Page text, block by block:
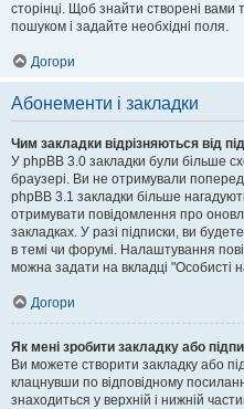
сторінці. Щоб знайти створені
пошуком і задайте необхідні поля.
Догори
Абонементи і закладки
Чим закладки відрізняються від
У phpBB 3.0 закладки були більше
браузері. Ви не отримували
phpBB 3.1 закладки більше
отримувати повідомлення про
закладках. У разі підписки, ви
в темі чи форумі. Налаштування
можна задати на вкладці "Особисті
Догори
Як мені зробити закладку або
Ви можете створити закладку або
клацнувши по відповідному
знаходиться у верхній і нижній